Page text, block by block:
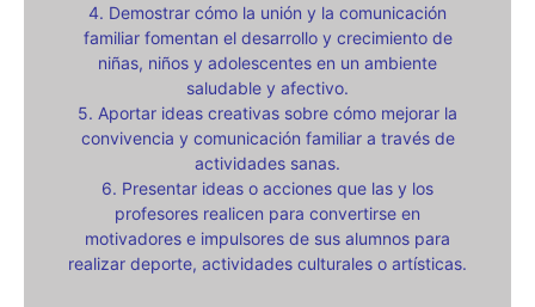
4. Demostrar cómo la unión y la comunicación
familiar fomentan el desarrollo y crecimiento de
niñas, niños y adolescentes en un ambiente
saludable y afectivo.
5. Aportar ideas creativas sobre cómo mejorar la
convivencia y comunicación familiar a través de
actividades sanas.
6. Presentar ideas o acciones que las y los
profesores realicen para convertirse en
motivadores e impulsores de sus alumnos para
realizar deporte, actividades culturales o artísticas.